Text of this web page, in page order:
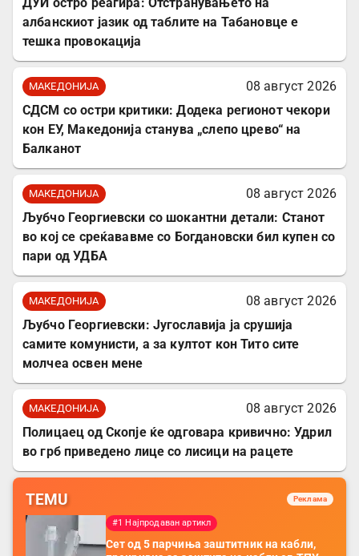
албанскиот јазик од таблите на Табановце е
тешка провокација
МАКЕДОНИЈА
08 август 2026
СДСМ со остри критики: Додека регионот чекори
кон ЕУ, Македонија станува „слепо црево“ на
Балканот
МАКЕДОНИЈА
08 август 2026
Љубчо Георгиевски со шокантни детали: Станот
во кој се среќававме со Богдановски бил купен со
пари од УДБА
МАКЕДОНИЈА
08 август 2026
Љубчо Георгиевски: Југославија ја срушија
самите комунисти, а за култот кон Тито сите
молчеа освен мене
МАКЕДОНИЈА
08 август 2026
Полицаец од Скопје ќе одговара кривично: Удрил
во грб приведено лице со лисици на рацете
TEMU Реклама
#1 Најпродаван артикл
Сет од 5 парчиња заштитник на кабли,